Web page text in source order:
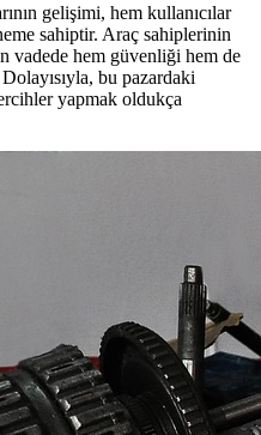
gelişimi, hem kullanıcılar
sahiptir. Araç sahiplerinin
vadede hem güvenliği hem de
bu pazardaki
yapmak oldukça